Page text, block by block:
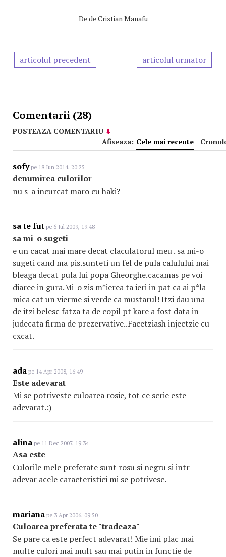
De de Cristian Manafu
articolul precedent articolul urmator
Comentarii (28)
POSTEAZA COMENTARIU
Afiseaza: Cele mai recente |
sofype 18 Iun 2014, 20:25
denumirea culorilor
nu s-a incurcat maro cu haki?
sa te fut pe 6 Iul 2009, 19:48
sa mi-o sugeti
e un cacat mai mare decat claculatorul meu . sa mi-o
sugeti cand ma pis.sunteti un fel de pula calulului mai
bleaga decat pula lui popa Gheorghe.cacamas pe voi
diaree in gura.Mi-o zis m*ierea ta ieri in pat ca ai p*la
mica cat un vierme si verde ca mustarul! Itzi dau una
de itzi belesc fatza ta de copil pt kare a fost data in
judecata firma de prezervative..Facetziash injectzie cu
cxcat.
ada pe 14 Apr 2008, 16:49
Este adevarat
Mi se potriveste culoarea rosie, tot ce scrie este
adevarat.:)
alina pe 11 Dec 2007, 19:34
Asa este
Culorile mele preferate sunt rosu si negru si intr-
adevar acele caracteristici mi se potrivesc.
mariana pe 3 Apr 2006, 09:50
Culoarea preferata te "tradeaza"
Se pare ca este perfect adevarat! Mie imi plac mai
multe culori mai mult sau mai putin in functie de